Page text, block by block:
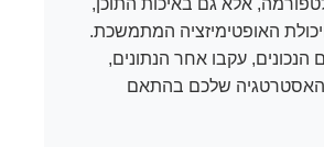
האופטימיזציה המתמשכת.
הנכונים, עקבו אחר הנתונים,
האסטרטגיה שלכם בהתאם